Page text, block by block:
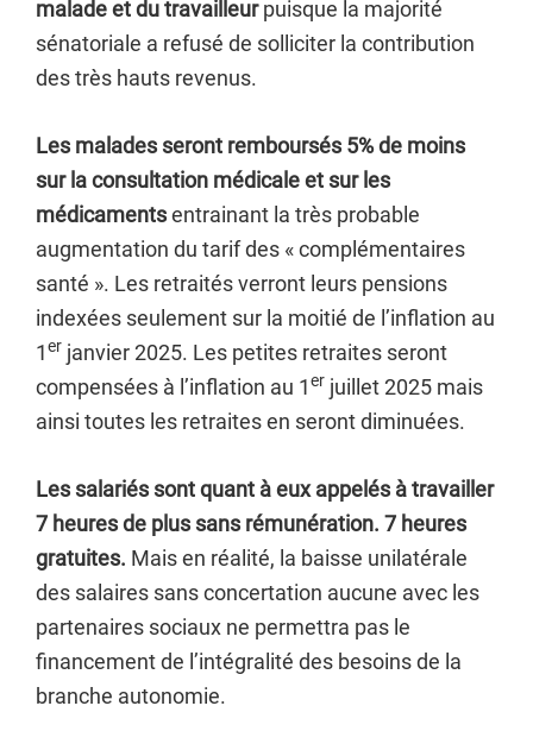
malade et du travailleurpuisque la majorité
sénatoriale a refusé de solliciter la contribution
des très hauts revenus.
Les malades seront remboursés 5% de moins
sur la consultation médicale et sur les
médicamentsentrainant la très probable
augmentation du tarif des « complémentaires
santé ». Les retraités verront leurs pensions
indexées seulement sur la moitié de l’inflation au
1er janvier 2025. Les petites retraites seront
compensées à l’inflation au 1er juillet 2025 mais
ainsi toutes les retraites en seront diminuées.
Les salariés sont quant à eux appelés à travailler
7 heures de plus sans rémunération. 7 heures
gratuites. Mais en réalité, la baisse unilatérale
des salaires sans concertation aucune avec les
partenaires sociaux ne permettra pas le
financement de l’intégralité des besoins de la
branche autonomie.